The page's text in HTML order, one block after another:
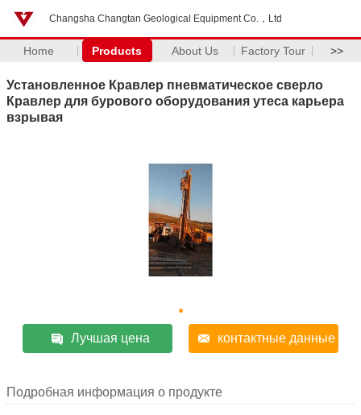
Changsha Changtan Geological Equipment Co.，Ltd
Home Products About Us Factory Tour >>
Установленное Кравлер пневматическое сверло
Кравлер для бурового оборудования утеса карьера
взрывая
Лучшая цена контактные данные
Подробная информация о продукте